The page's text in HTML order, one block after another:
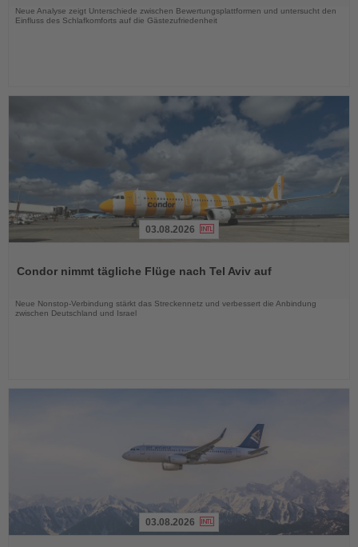
Neue Analyse zeigt Unterschiede zwischen Bewertungsplattformen und untersucht den
Einfluss des Schlafkomforts auf die Gästezufriedenheit
die
03.08.2026
Condor nimmt tägliche Flüge nach Tel Aviv auf
Neue Nonstop-Verbindung stärkt das Streckennetz und verbessert die Anbindung
zwischen Deutschland und Israel
03.08.2026